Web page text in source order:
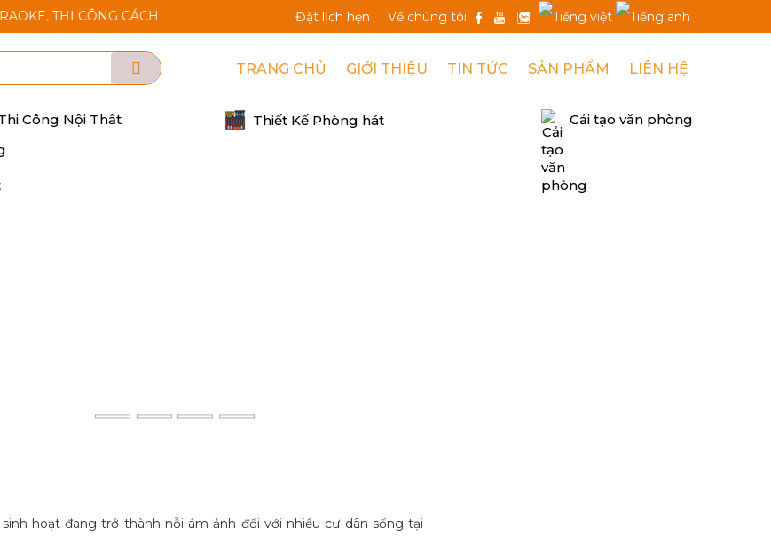
CÁCH ÂM CÁCH NHIỆT.... Đặt lịch hẹn Về chúng tôi
TRANG CHỦ GIỚI THIỆU TIN TỨC SẢN PHẨM LIÊN HỆ
Công Nội Thất Thiết Kế Phòng hát Cải tạo văn phòng
hoạt đang trở thành nỗi ám ảnh đối với nhiều cư dân sống tại